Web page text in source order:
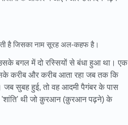
है जिसका नाम सूरह अल-कहफ है।
बगल में दो रस्सियों से बंधा हुआ था। एक
करीब और करीब आता रहा जब तक कि
जब सुबह हुई, तो वह आदमी पैगंबर के पास
'शांति' थी जो क़ुरआन (क़ुरआन पढ़ने) के